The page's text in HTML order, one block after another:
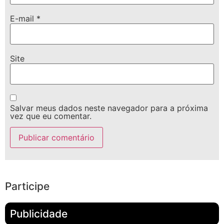
E-mail *
Site
Salvar meus dados neste navegador para a próxima
vez que eu comentar.
Participe
Publicidade